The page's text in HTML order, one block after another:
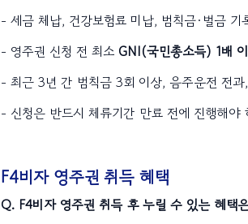
- 세금 체납, 건강보험료 미납, 범칙금·벌금
- 영주권 신청 전 최소 GNI(국민총소득) 1배
- 최근 3년 간 범칙금 3회 이상, 음주운전 전
- 신청은 반드시 체류기간 만료 전에 진행해야
F4비자 영주권 취득 혜택
Q. F4비자 영주권 취득 후 누릴 수 있는 혜택